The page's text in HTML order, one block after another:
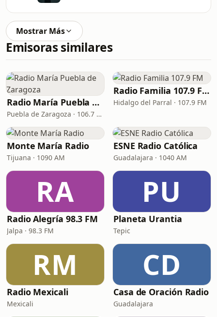
Mostrar Más
Emisoras similares
Radio María Puebla de Zaragoza
Puebla de Zaragoza · 106.7 FM
Radio Familia 107.9 FM
Hidalgo del Parral · 107.9 FM
Monte María Radio
Tijuana · 1090 AM
ESNE Radio Católica
Guadalajara · 1040 AM
RA
Radio Alegría 98.3 FM
Jalpa · 98.3 FM
PU
Planeta Urantia
Tepic
RM
Radio Mexicali
Mexicali
CD
Casa de Oración Radio
Guadalajara